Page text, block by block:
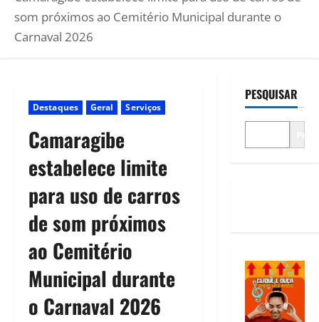
som próximos ao Cemitério Municipal durante o
Carnaval 2026
Destaques Geral Serviços
Camaragibe
estabelece limite
para uso de carros
de som próximos
ao Cemitério
Municipal durante
o Carnaval 2026
PESQUISAR